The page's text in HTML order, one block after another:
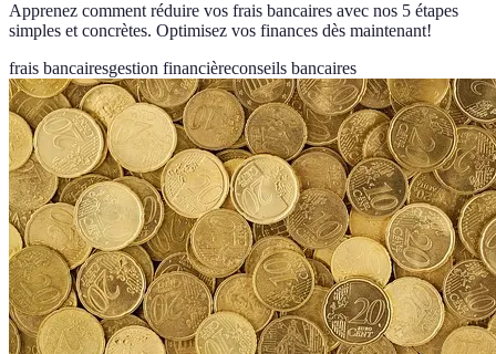
Apprenez comment réduire vos frais bancaires avec nos 5 étapes
simples et concrètes. Optimisez vos finances dès maintenant!
frais bancairesgestion financièreconseils bancaires